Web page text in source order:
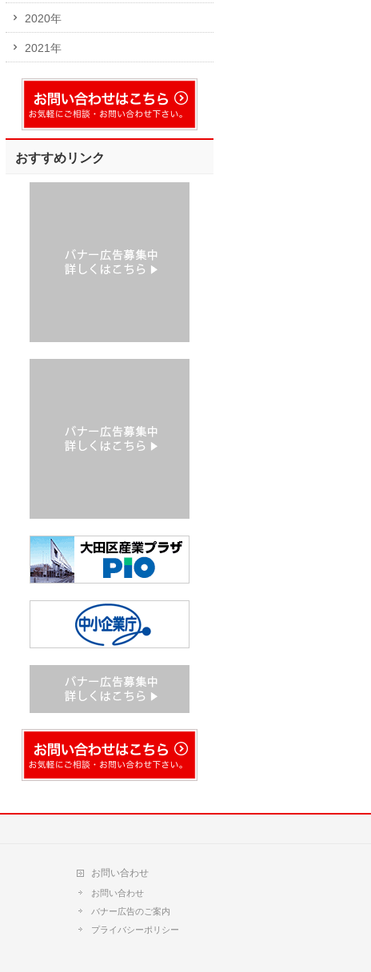
2020年
2021年
おすすめリンク
お問い合わせ
お問い合わせ
バナー広告のご案内
プライバシーポリシー